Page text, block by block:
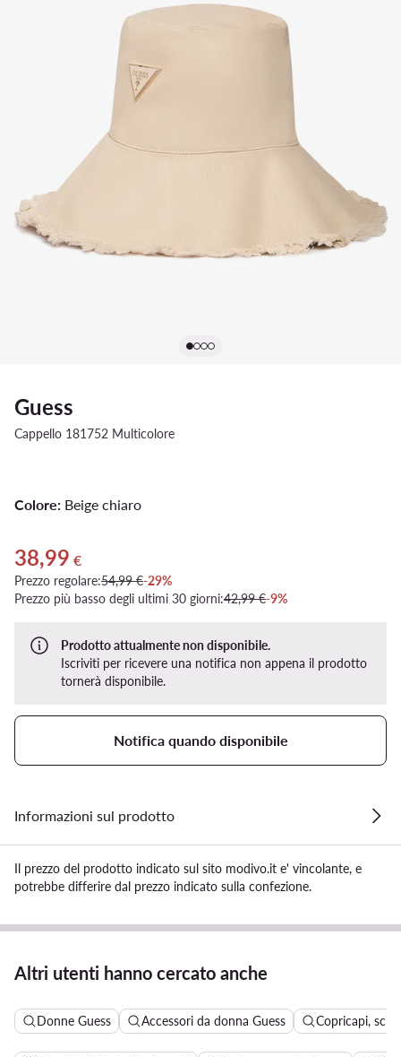
Guess
Cappello 181752 Multicolore
Colore: Beige chiaro
Prezzo attuale 38,99 €
38,99 €
Prezzo regolare:54,99 €-29%
Prezzo più basso degli ultimi 30 giorni:42,99 €-9%
Prodotto attualmente non disponibile.
Iscriviti per ricevere una notifica non appena il prodotto
tornerà disponibile.
Notifica quando disponibile
Informazioni sul prodotto
Il prezzo del prodotto indicato sul sito modivo.it e' vincolante, e
potrebbe differire dal prezzo indicato sulla confezione.
Altri utenti hanno cercato anche
Donne Guess Accessori da donna Guess Copricapi,